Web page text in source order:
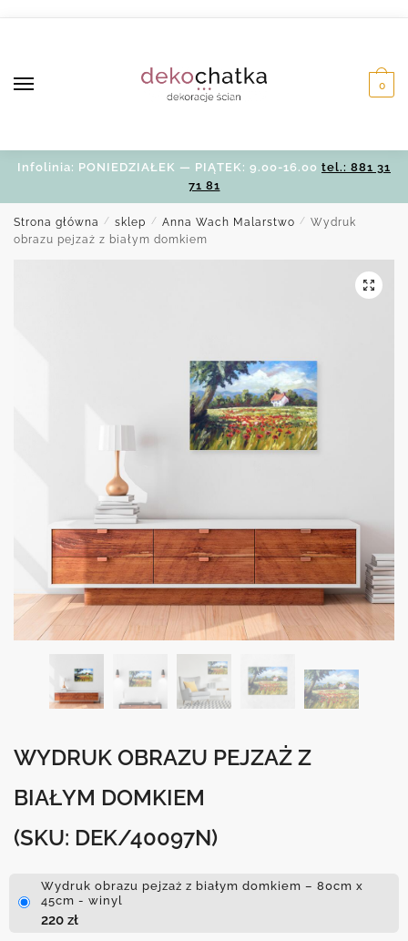
0
Infolinia: PONIEDZIAŁEK — PIĄTEK: 9.00-16.00 tel.: 881 31
71 81
Strona główna / sklep / Anna Wach Malarstwo / Wydruk
obrazu pejzaż z białym domkiem
WYDRUK OBRAZU PEJZAŻ Z
BIAŁYM DOMKIEM
(SKU: DEK/40097N)
Wydruk obrazu pejzaż z białym domkiem – 80cm x
45cm - winyl
220 zł